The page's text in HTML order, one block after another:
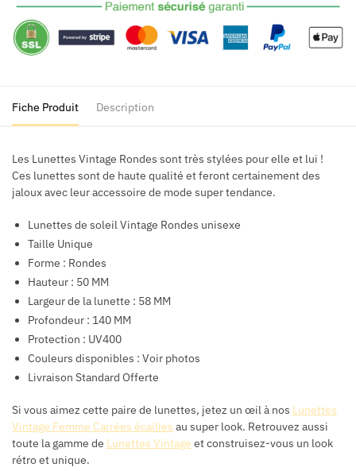
Fiche Produit Description
Les Lunettes Vintage Rondes sont très stylées pour elle et lui !
Ces lunettes sont de haute qualité et feront certainement des
jaloux avec leur accessoire de mode super tendance.
Lunettes de soleil Vintage Rondes unisexe
Taille Unique
Forme : Rondes
Hauteur : 50 MM
Largeur de la lunette : 58 MM
Profondeur : 140 MM
Protection : UV400
Couleurs disponibles : Voir photos
Livraison Standard Offerte
Si vous aimez cette paire de lunettes, jetez un œil à nos Lunettes
Vintage Femme Carrées écailles au super look. Retrouvez aussi
toute la gamme de Lunettes Vintage et construisez-vous un look
rétro et unique.